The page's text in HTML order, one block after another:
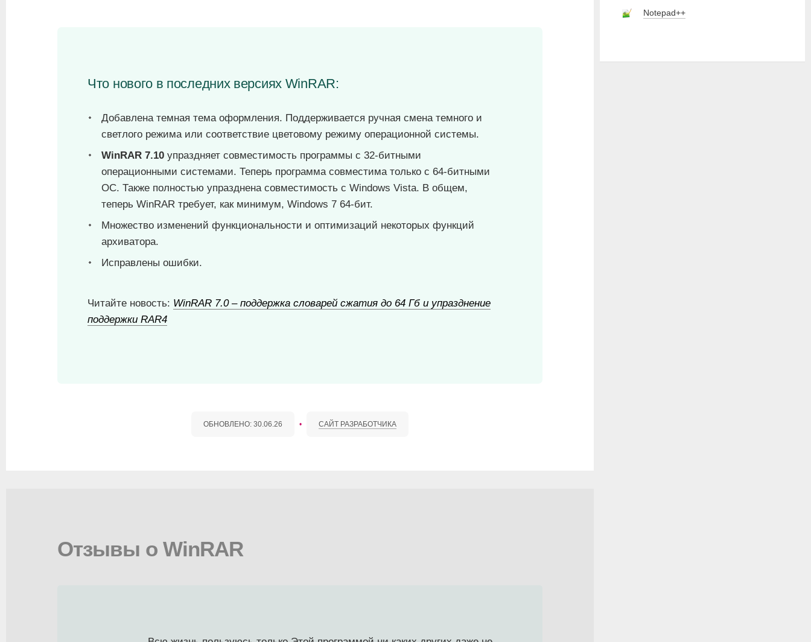
Что нового в последних версиях WinRAR:
Добавлена темная тема оформления. Поддерживается ручная смена темного и
светлого режима или соответствие цветовому режиму операционной системы.
WinRAR 7.10 упраздняет совместимость программы с 32-битными
операционными системами. Теперь программа совместима только с 64-битными
ОС. Также полностью упразднена совместимость с Windows Vista. В общем,
теперь WinRAR требует, как минимум, Windows 7 64-бит.
Множество изменений функциональности и оптимизаций некоторых функций
архиватора.
Исправлены ошибки.
Читайте новость: WinRAR 7.0 – поддержка словарей сжатия до 64 Гб и упразднение
поддержки RAR4
ОБНОВЛЕНО: 30.06.26 • САЙТ РАЗРАБОТЧИКА
Отзывы о WinRAR
Notepad++